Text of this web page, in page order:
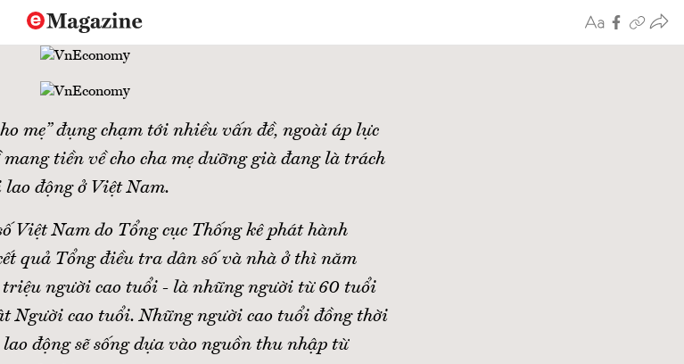
mẹ” đụng chạm tới nhiều vấn đề, ngoài áp lực
tiền về cho cha mẹ dưỡng già đang là trách
động ở Việt Nam.
Việt Nam do Tổng cục Thống kê phát hành
quả Tổng điều tra dân số và nhà ở thì năm
triệu người cao tuổi - là những người từ 60 tuổi
Người cao tuổi. Những người cao tuổi đồng thời
động sẽ sống dựa vào nguồn thu nhập từ